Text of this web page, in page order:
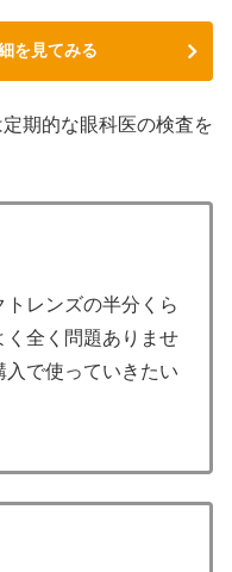
を見てみる
期的な眼科医の検査を
レンズの半分くら
く全く問題ありませ
入で使っていきたい